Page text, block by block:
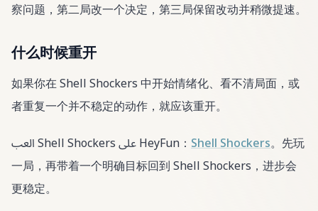
察问题，第二局改一个决定，第三局保留改动并稍微提速。
什么时候重开
如果你在 Shell Shockers 中开始情绪化、看不清局面，或
者重复一个并不稳定的动作，就应该重开。
العب Shell Shockers على HeyFun： Shell Shockers。先玩
一局，再带着一个明确目标回到 Shell Shockers，进步会
更稳定。